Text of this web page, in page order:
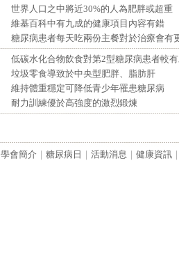
世界人口之中將近30%的人為肥胖或超重
維基百科中有九成的健康項目內容有錯
糖尿病患者每天吃兩份主餐對於治療會有
低碳水化合物飲食對第2型糖尿病患者較
垃圾零食導致於中央型肥胖、脂肪肝
維持體重穩定可降低青少年罹患糖尿病
耐力訓練優於高強度的激烈鍛煉
學會簡介 糖尿病日 活動消息 健康資訊